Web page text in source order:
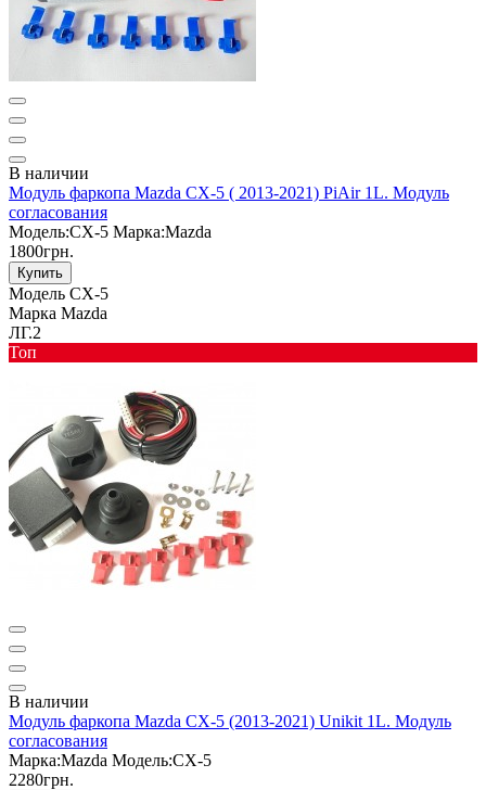
В наличии
Модуль фаркопа Mazda CX-5 ( 2013-2021) PiAir 1L. Модуль
согласования
Мoдель:CX-5 Марка:Mazda
1800грн.
Купить
Мoдель CX-5
Марка Mazda
ЛГ.2
Toп
В наличии
Модуль фаркопа Mazda CX-5 (2013-2021) Unikit 1L. Модуль
согласования
Марка:Mazda Модель:CX-5
2280грн.